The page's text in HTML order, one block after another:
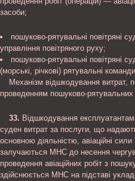
засоби;
пошуково-рятувальні повітряні
управління повітряного руху;
пошуково-рятувальні повітряні
(морські, річкові) рятувальні
Механізм відшкодування витрат,
проведенням пошуково-рятувальних
33. Відшкодування експлуатантам
суден витрат за послуги, що
основною діяльністю, авіаційні сили
залучаються МНС до несення
проведення авіаційних робіт з
здійснюється МНС на підставі